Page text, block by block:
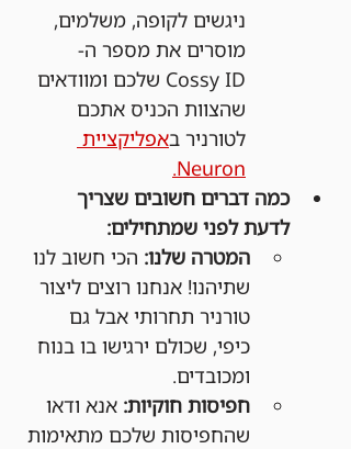
ניגשים לקופה, משלמים,
מוסרים את מספר ה-
Cossy ID שלכם ומוודאים
שהצוות הכניס אתכם
לטורניר באפליקציית
Neuron.
כמה דברים חשובים שצריך
לדעת לפני שמתחילים:
המטרה שלנו: הכי חשוב לנו
שתיהנו! אנחנו רוצים ליצור
טורניר תחרותי אבל גם
כיפי, שכולם ירגישו בו בנוח
ומכובדים.
חפיסות חוקיות: אנא ודאו
שהחפיסות שלכם מתאימות